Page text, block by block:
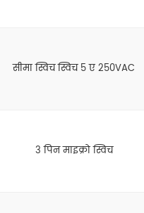
सीमा स्विच स्विच 5 ए 250VAC
3 पिन माइक्रो स्विच